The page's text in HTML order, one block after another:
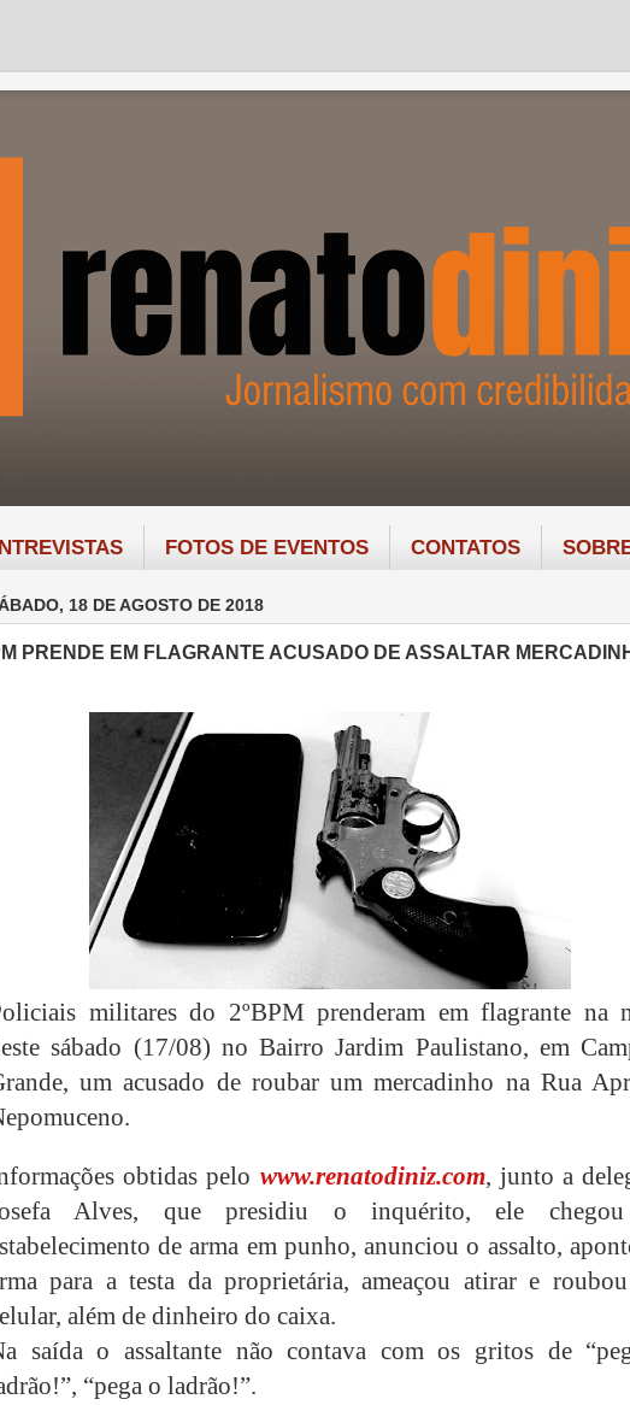
FOTOS DE EVENTOS CONTATOS
18 DE AGOSTO DE 2018
PRENDE EM FLAGRANTE ACUSADO DE ASSALTAR
militares do 2ºBPM prenderam em flagrante na
sábado (17/08) no Bairro Jardim Paulistano, em
um acusado de roubar um mercadinho na Rua
obtidas pelo www.renatodiniz.com, junto a
Alves, que presidiu o inquérito, ele
de arma em punho, anunciou o assalto,
para a testa da proprietária, ameaçou atirar e
além de dinheiro do caixa.
saída o assaltante não contava com os gritos de
“pega o ladrão!”.